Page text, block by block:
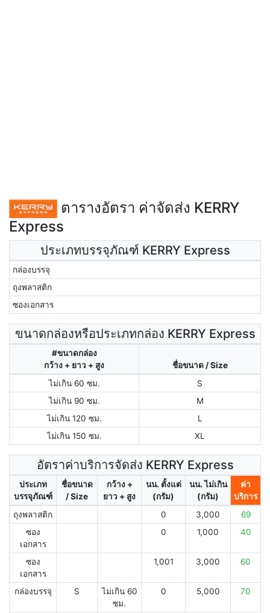
ตารางอัตรา ค่าจัดส่ง KERRY
Express
ประเภทบรรจุภัณฑ์ KERRY Express
กล่องบรรจุ
ถุงพลาสติก
ซองเอกสาร
ขนาดกล่องหรือประเภทกล่อง KERRY Express
#ขนาดกล่อง
กว้าง + ยาว + สูง
ชื่อขนาด / Size
ไม่เกิน 60 ซม.
S
ไม่เกิน 90 ซม.
M
ไม่เกิน 120 ซม.
L
ไม่เกิน 150 ซม.
XL
อัตราค่าบริการจัดส่ง KERRY Express
ประเภท
บรรจุภัณฑ์
ชื่อขนาด
/ Size
กว้าง +
ยาว + สูง
นน. ตั้งแต่
(กรัม)
นน. ไม่เกิน
(กรัม)
ค่า
บริการ
ถุงพลาสติก
0 3,000
69
ซอง
เอกสาร
0 1,000 40
ซอง
เอกสาร
1,001 3,000 60
กล่องบรรจุ S
ไม่เกิน 60
ซม.
0 5,000 70